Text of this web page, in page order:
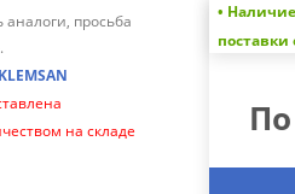
просьба
KLEMSAN
на складе
•
поставки